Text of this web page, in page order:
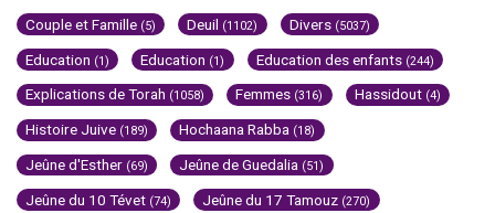
Couple et Famille (5) Deuil (1102) Divers (5037)
Education (1) Education (1) Education des enfants (244)
Explications de Torah (1058) Femmes (316) Hassidout (4)
Histoire Juive (189) Hochaana Rabba (18)
Jeûne d'Esther (69) Jeûne de Guedalia (51)
Jeûne du 10 Tévet (74) Jeûne du 17 Tamouz (270)